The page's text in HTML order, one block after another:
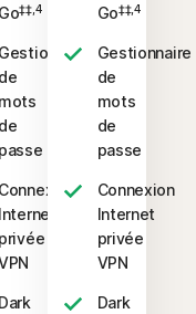
Go‡‡,4
Gestionnaire
de
mots
de
passe
Connexion
Internet
privée
Dark
Go‡‡,4
Gestionnaire
de
mots
de
passe
Connexion
Internet
privée
VPN
Dark